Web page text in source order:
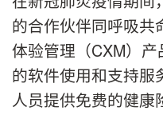
的合作伙伴同呼吸共
体验管理（CXM）
的软件使用和支持服
人员提供免费的健康